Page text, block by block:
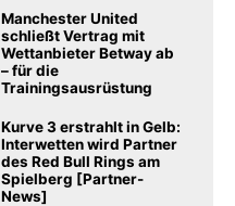
Manchester United
schließt Vertrag mit
Wettanbieter Betway ab
– für die
Trainingsausrüstung
Kurve 3 erstrahlt in Gelb:
Interwetten wird Partner
des Red Bull Rings am
Spielberg [Partner-
News]